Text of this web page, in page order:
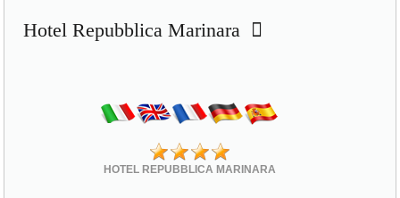
Hotel Repubblica Marinara
HOTEL REPUBBLICA MARINARA